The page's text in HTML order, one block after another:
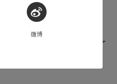
是我的菜，Bicolor 也是玩了
微博